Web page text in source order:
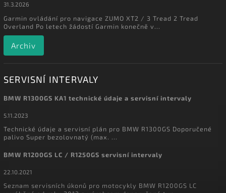
31.3.2026
Garmin ovládání pro navigace ZUMO XT2 / 3 Tread 2 Tread
Overland Po letech žádostí Garmin konečně v...
Archiv
SERVISNÍ INTERVALY
BMW R1300GS KA1 technické údaje a servisní intervaly
5.11.2023
Technické údaje a servisní plán pro BMW R1300GS Doporučené
palivo Super bezolovnatý (max. ...
BMW R1200GS LC / R1250GS servisní intervaly
22.10.2021
Seznam servisních úkonů pro motocykly BMW R1200GS LC